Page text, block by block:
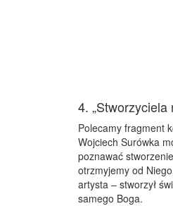
4. „Stworzyciela
Polecamy fragment
Wojciech Surówka
poznawać
otrzmyjemy od
artysta – stworzył
samego Boga.